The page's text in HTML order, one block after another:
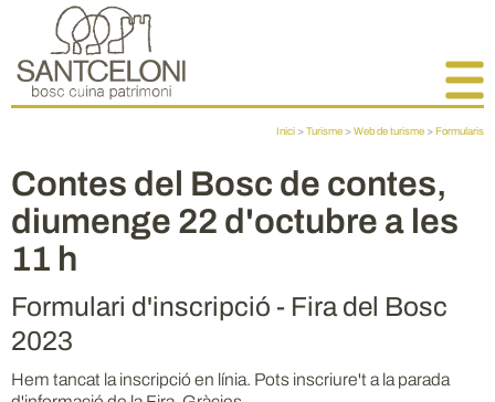
Inici > Turisme > Web de turisme > Formularis
Contes del Bosc de contes,
diumenge 22 d'octubre a les
11 h
Formulari d'inscripció - Fira del Bosc
2023
Hem tancat la inscripció en línia. Pots inscriure't a la parada